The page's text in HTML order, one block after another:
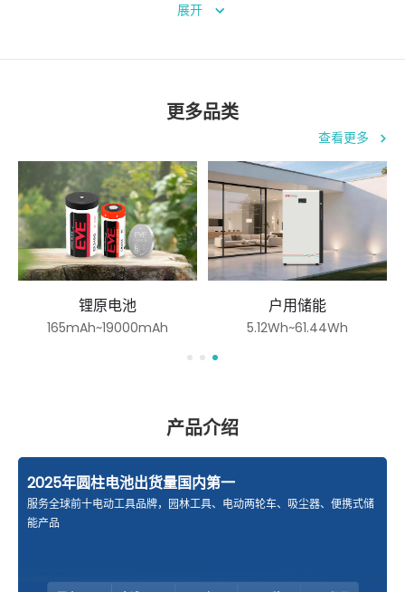
展开
更多品类
查看更多
圆柱三元电池
2Ah~5.7Ah
锂原电池
165mAh~19000mAh
产品介绍
2025年圆柱电池出货量国内第一
服务全球前十电动工具品牌，园林工具、电动两轮车、吸尘器、便携式储
能产品